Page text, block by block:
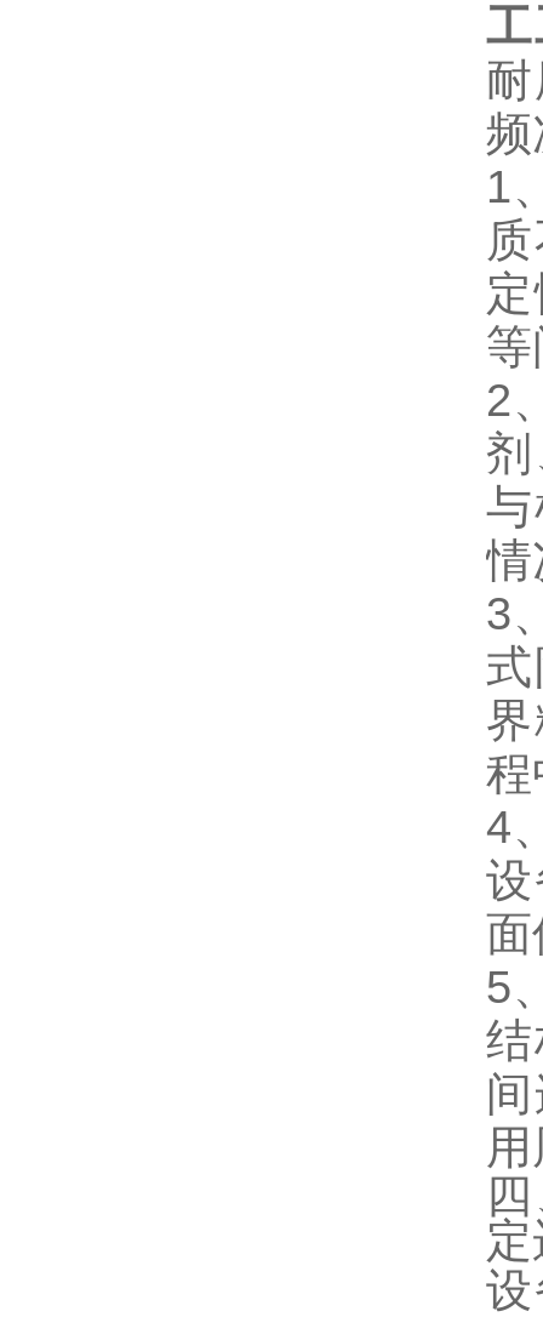
频
1
2
情
3
程
4
面
5